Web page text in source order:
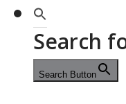
Search
Search Button